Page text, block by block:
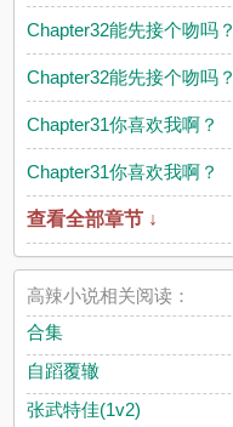
Chapter32能先接个吻吗？
Chapter32能先接个吻吗？
Chapter31你喜欢我啊？
Chapter31你喜欢我啊？
查看全部章节 ↓
高辣小说相关阅读：
合集
自蹈覆辙
张武特佳(1v2)